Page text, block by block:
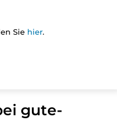
Sie hier.
gute-